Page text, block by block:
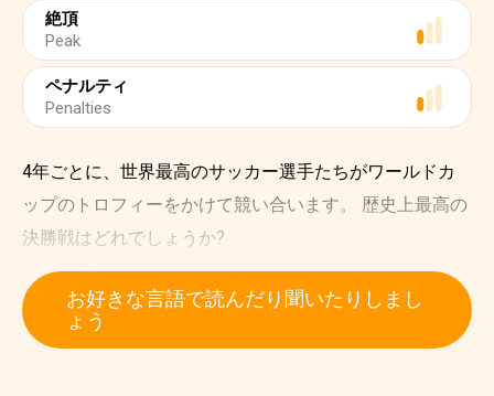
絶頂
Peak
ペナルティ
Penalties
4年ごとに、世界最高のサッカー選手たちがワールドカ
ップのトロフィーをかけて競い合います。 歴史上最高の
決勝戦はどれでしょうか?
1966年7月、イングランドは西ドイツと優勝を争いまし
た。 この試合は、イングランドがリードした3点目のゴ
ールが物議を醸したことで記憶に残っています。
お好きな言語で読んだり聞いたりしまし
ょう